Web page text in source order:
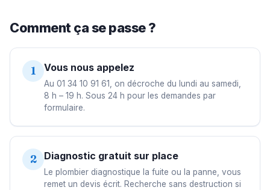
Comment ça se passe ?
1 Vous nous appelez
Au 01 34 10 91 61, on décroche du lundi au samedi,
8 h – 19 h. Sous 24 h pour les demandes par
formulaire.
2 Diagnostic gratuit sur place
Le plombier diagnostique la fuite ou la panne, vous
remet un devis écrit. Recherche sans destruction si